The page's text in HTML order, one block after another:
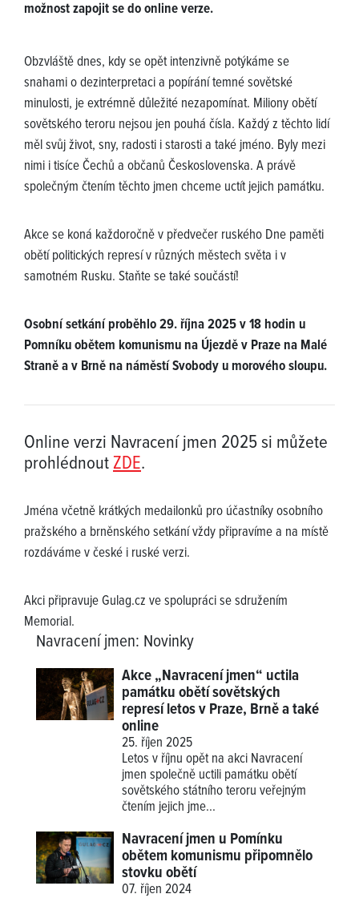
možnost zapojit se do online verze.
Obzvláště dnes, kdy se opět intenzivně potýkáme se
snahami o dezinterpretaci a popírání temné sovětské
minulosti, je extrémně důležité nezapomínat. Miliony obětí
sovětského teroru nejsou jen pouhá čísla. Každý z těchto lidí
měl svůj život, sny, radosti i starosti a také jméno. Byly mezi
nimi i tisíce Čechů a občanů Československa. A právě
společným čtením těchto jmen chceme uctít jejich památku.
Akce se koná každoročně v předvečer ruského Dne paměti
obětí politických represí v různých městech světa i v
samotném Rusku. Staňte se také součástí!
Osobní setkání proběhlo 29. října 2025 v 18 hodin u
Pomníku obětem komunismu na Újezdě v Praze na Malé
Straně a v Brně na náměstí Svobody u morového sloupu.
Online verzi Navracení jmen 2025 si můžete
prohlédnoutZDE.
Jména včetně krátkých medailonků pro účastníky osobního
pražského a brněnského setkání vždy připravíme a na místě
rozdáváme v české i ruské verzi.
Akci připravuje Gulag.cz ve spolupráci se sdružením
Memorial.
Navracení jmen: Novinky
Akce „Navracení jmen“ uctila
památku obětí sovětských
represí letos v Praze, Brně a také
online
25. říjen 2025
Letos v říjnu opět na akci Navracení
jmen společně uctili památku obětí
sovětského státního teroru veřejným
čtením jejich jme...
Navracení jmen u Pomínku
obětem komunismu připomnělo
stovku obětí
07. říjen 2024